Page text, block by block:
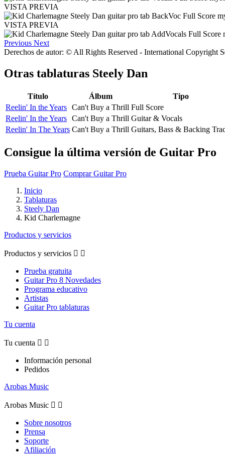
VISTA PREVIA
VISTA PREVIA
Previous Next
Derechos de autor: © All Rights Reserved - International Copyright
Otras tablaturas Steely Dan
Título Álbum
Tipo
Reelin' In the Years Can't Buy a Thrill Full Score
Reelin' In the Years Can't Buy a Thrill Guitar & Vocals
Reelin' In The Years Can't Buy a Thrill Guitars, Bass & Backing
Consigue la última versión de Guitar Pro
Prueba Guitar Pro Comprar Guitar Pro
Inicio
Tablaturas
Steely Dan
Kid Charlemagne
Productos y servicios
Productos y servicios  
Prueba gratuita
Guitar Pro 8 Novedades
Programa educativo
Artistas
Guitar Pro tablaturas
Tu cuenta
Tu cuenta  
Información personal
Pedidos
Arobas Music
Arobas Music  
Sobre nosotros
Prensa
Soporte
Afiliación